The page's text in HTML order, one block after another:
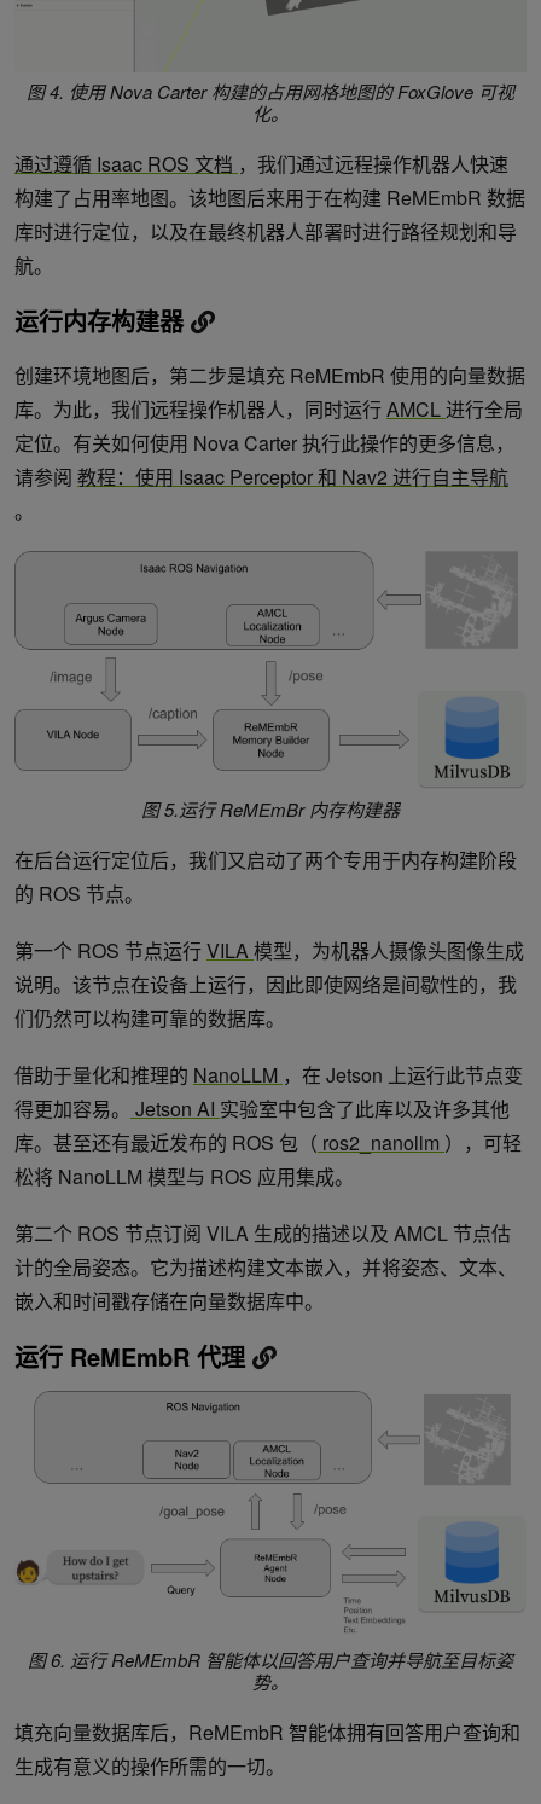
图 4. 使用 Nova Carter 构建的占用网格地图的 FoxGlove 可视
化。
通过遵循 Isaac ROS 文档 ，我们通过远程操作机器人快速
构建了占用率地图。该地图后来用于在构建 ReMEmbR 数据
库时进行定位，以及在最终机器人部署时进行路径规划和导
航。
运行内存构建器
创建环境地图后，第二步是填充 ReMEmbR 使用的向量数据
库。为此，我们远程操作机器人，同时运行AMCL 进行全局
定位。有关如何使用 Nova Carter 执行此操作的更多信息，
请参阅 教程：使用 Isaac Perceptor 和 Nav2 进行自主导航
。
图 5.运行 ReMEmBr 内存构建器
在后台运行定位后，我们又启动了两个专用于内存构建阶段
的 ROS 节点。
第一个 ROS 节点运行VILA模型，为机器人摄像头图像生成
说明。该节点在设备上运行，因此即使网络是间歇性的，我
们仍然可以构建可靠的数据库。
借助于量化和推理的 NanoLLM ，在 Jetson 上运行此节点变
得更加容易。
Jetson AI 实验室中包含了此库以及许多其他
库。甚至还有最近发布的 ROS 包（ ros2_nanollm ），可轻
松将 NanoLLM 模型与 ROS 应用集成。
第二个 ROS 节点订阅 VILA 生成的描述以及 AMCL 节点估
计的全局姿态。它为描述构建文本嵌入，并将姿态、文本、
嵌入和时间戳存储在向量数据库中。
运行 ReMEmbR 代理
图 6. 运行 ReMEmbR 智能体以回答用户查询并导航至目标姿
势。
填充向量数据库后，ReMEmbR 智能体拥有回答用户查询和
生成有意义的操作所需的一切。